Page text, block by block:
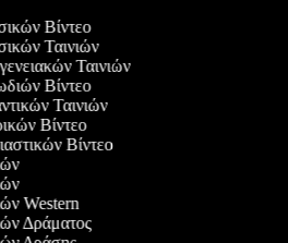
Βίντεο
Ταινιών
Ταινιών
Βίντεο
Ταινιών
Βίντεο
Βίντεο
Western
Δράματος